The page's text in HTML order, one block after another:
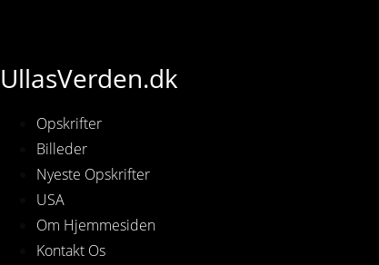
UllasVerden.dk
Opskrifter
Billeder
Nyeste Opskrifter
USA
Om Hjemmesiden
Kontakt Os